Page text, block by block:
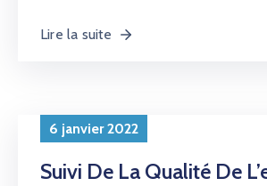
Lire la suite
6 janvier 2022
Suivi De La Qualité De